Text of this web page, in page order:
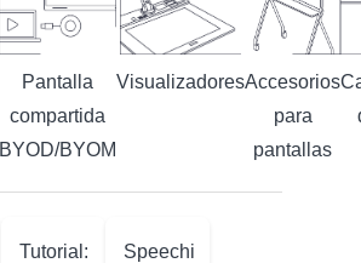
Pantalla
compartida
BYOD/BYOM
VisualizadoresAccesorios
para
pantallas
Tutorial:
Speechi